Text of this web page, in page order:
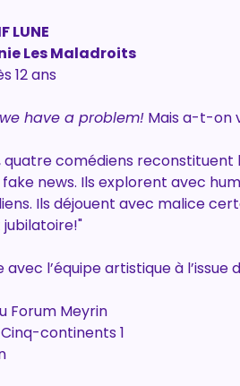
LUNE
Les Maladroits
12 ans
have a problem! Mais a-t-on
quatre comédiens reconstituent
news. Ils explorent avec
Ils déjouent avec malice
avec l’équipe artistique à
Forum Meyrin
continents 1